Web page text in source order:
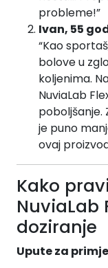
probleme!”
Ivan, 55
“Kao
bolove u
koljenima.
NuviaLab
poboljšanje.
je puno
ovaj
Kako
NuviaLab
doziranje
Upute za